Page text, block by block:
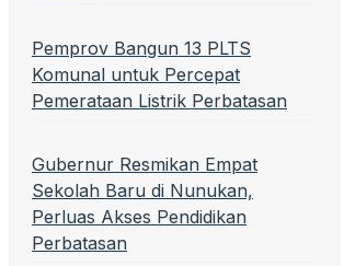
Pemprov Bangun 13 PLTS
Komunal untuk Percepat
Pemerataan Listrik Perbatasan
Gubernur Resmikan Empat
Sekolah Baru di Nunukan,
Perluas Akses Pendidikan
Perbatasan